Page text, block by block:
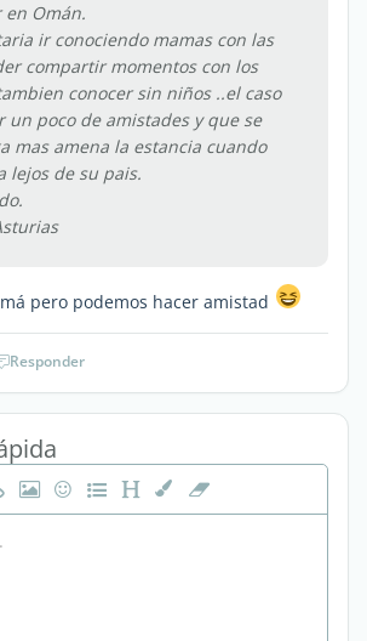
Omán.
ir conociendo mamas con las
compartir momentos con los
conocer sin niños ..el caso
un poco de amistades y que se
mas amena la estancia cuando
lejos de su pais.
pero podemos hacer amistad
Responder